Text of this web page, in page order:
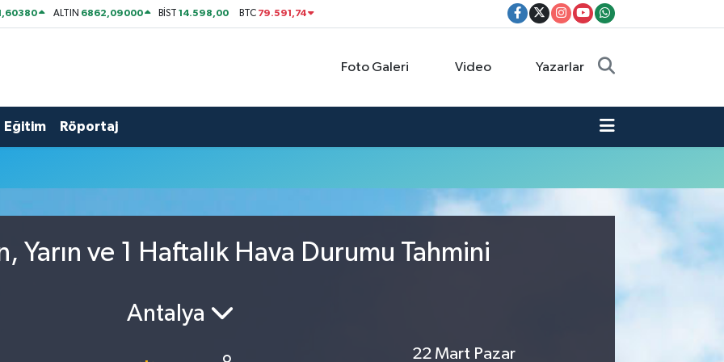
ALTIN 6862,09000 BİST14.598,00 BTC 79.591,74
Foto Galeri Video Yazarlar
Eğitim Röportaj
Yarın ve 1 Haftalık Hava Durumu Tahmini
Antalya
22 Mart Pazar